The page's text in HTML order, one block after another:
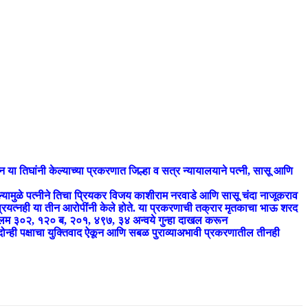
तिघांनी केल्याच्या प्रकरणात जिल्हा व सत्र न्यायालयाने पत्नी, सासू आणि
पत्नीने तिचा प्रियकर विजय काशीराम नरवाडे आणि सासू चंदा नाजूकराव
या तीन आरोपींनी केले होते. या प्रकरणाची तक्रार मृतकाचा भाऊ शरद
कलम ३०२, १२० ब, २०१, ४९७, ३४ अन्वये गुन्हा दाखल करून
पक्षाचा युक्तिवाद ऐकून आणि सबळ पुराव्याअभावी प्रकरणातील तीनही